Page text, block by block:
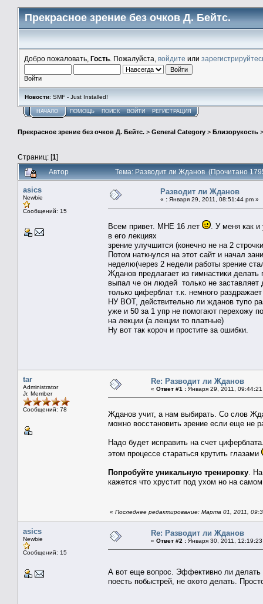
Прекрасное зрение без очков Д. Бейтс.
Добро пожаловать, Гость . Пожалуйста, войдите или
Войти
Новости: SMF - Just Installed!
НАЧАЛО ПОМОЩЬ ПОИСК ВОЙТИ РЕГИСТРАЦИЯ
Прекрасное зрение без очков Д. Бейтс. > General Category > Близорукость
Страниц: [1]
Автор
Тема: Разводит ли Жданов (Прочитано
asics
Newbie
Сообщений: 15
Разводит ли Жданов
« : Января 29, 2011, 08:51:44 pm »
Всем привет. МНЕ 16 лет
. У меня как
в его лекциях
зрение улучшится (конечно не на 2
Потом наткнулся на этот сайт и начал
неделю(через 2 недели работы зрение
Жданов предлагает из гимнастики
выпал че он людей только не
только циферблат т.к. немного раздражает
НУ ВОТ, действительно ли жданов тупо
уже и 50 за 1 упр не помогают перехожу
на лекции (а лекции то платные)
Ну вот так короч и простите за ошибки.
tar
Administrator
Jr. Member
Сообщений: 78
Re: Разводит ли Жданов
« Ответ #1 : Января 29, 2011,
Жданов учит, а нам выбирать. Со слов
можно восстановить зрение если еще не
Надо будет исправить на счет
этом процессе стараться крутить глазами
Попробуйте уникальную тренировку .
кажется что хрустит под ухом но на
« Последнее редактирование: Марта 01, 2011,
asics
Newbie
Сообщений: 15
Re: Разводит ли Жданов
« Ответ #2 : Января 30, 2011,
А вот еще вопрос. Эффективно ли делать
поесть побыстрей, не охото делать.